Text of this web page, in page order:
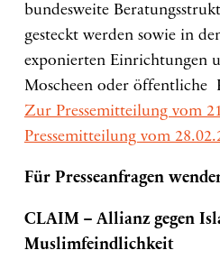
bundesweite
gesteckt werden sowie in
exponierten Einrichtungen
Moscheen oder öffentliche
Zur Pressemitteilung vom
Pressemitteilung vom
Für Presseanfragen
CLAIM – Allianz gegen
Muslimfeindlichkeit